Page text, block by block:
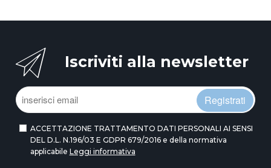
Iscriviti alla newsletter
Registrati
ACCETTAZIONE TRATTAMENTO DATI PERSONALI AI SENSI
DEL D.L. N.196/03 E GDPR 679/2016 e della normativa
applicabile Leggi informativa